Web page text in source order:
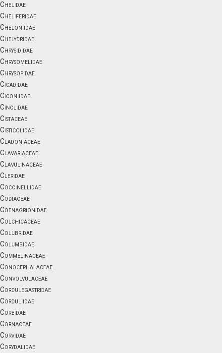
Chelidae
Cheliferidae
Cheloniidae
Chelydridae
Chrysididae
Chrysomelidae
Chrysopidae
Cicadidae
Ciconiidae
Cinclidae
Cistaceae
Cisticolidae
Cladoniaceae
Clavariaceae
Clavulinaceae
Cleridae
Coccinellidae
Codiaceae
Coenagrionidae
Colchicaceae
Colubridae
Columbidae
Commelinaceae
Conocephalaceae
Convolvulaceae
Cordulegastridae
Corduliidae
Coreidae
Cornaceae
Corvidae
Corydalidae